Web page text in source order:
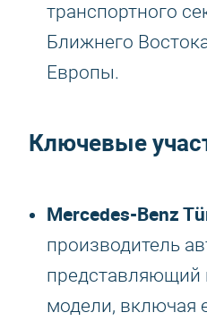
транспортного
Ближнего
Европы.
Ключевые
Mercedes-Benz
производитель
представляющий
модели, включая